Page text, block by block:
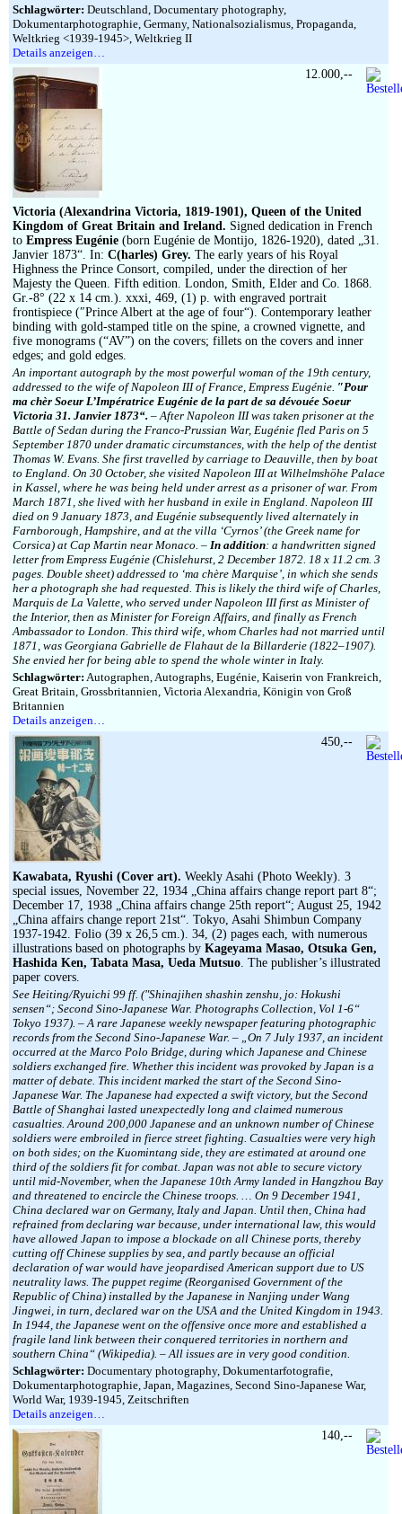
Schlagwörter: Deutschland, Documentary photography,
Dokumentarphotographie, Germany, Nationalsozialismus, Propaganda,
Weltkrieg <1939-1945>, Weltkrieg II
Details anzeigen…
Victoria (Alexandrina Victoria, 1819-1901), Queen of the United
Kingdom of Great Britain and Ireland. Signed dedication in French
to Empress Eugénie (born Eugénie de Montijo, 1826-1920), dated „31.
Janvier 1873“. In: C(harles) Grey. The early years of his Royal
Highness the Prince Consort, compiled, under the direction of her
Majesty the Queen. Fifth edition. London, Smith, Elder and Co. 1868.
Gr.-8° (22 x 14 cm.). xxxi, 469, (1) p. with engraved portrait
frontispiece (″Prince Albert at the age of four“). Contemporary leather
binding with gold-stamped title on the spine, a crowned vignette, and
five monograms (“AV”) on the covers; fillets on the covers and inner
edges; and gold edges.
An important autograph by the most powerful woman of the 19th century,
addressed to the wife of Napoleon III of France, Empress Eugénie. ″Pour
ma chèr Soeur L’Impératrice Eugénie de la part de sa dévouée Soeur
Victoria 31. Janvier 1873“. – After Napoleon III was taken prisoner at the
Battle of Sedan during the Franco-Prussian War, Eugénie fled Paris on 5
September 1870 under dramatic circumstances, with the help of the dentist
Thomas W. Evans. She first travelled by carriage to Deauville, then by boat
to England. On 30 October, she visited Napoleon III at Wilhelmshöhe Palace
in Kassel, where he was being held under arrest as a prisoner of war. From
March 1871, she lived with her husband in exile in England. Napoleon III
died on 9 January 1873, and Eugénie subsequently lived alternately in
Farnborough, Hampshire, and at the villa ‘Cyrnos’ (the Greek name for
Corsica) at Cap Martin near Monaco. – In addition: a handwritten signed
letter from Empress Eugénie (Chislehurst, 2 December 1872. 18 x 11.2 cm. 3
pages. Double sheet) addressed to ‘ma chère Marquise’, in which she sends
her a photograph she had requested. This is likely the third wife of Charles,
Marquis de La Valette, who served under Napoleon III first as Minister of
the Interior, then as Minister for Foreign Affairs, and finally as French
Ambassador to London. This third wife, whom Charles had not married until
1871, was Georgiana Gabrielle de Flahaut de la Billarderie (1822–1907).
She envied her for being able to spend the whole winter in Italy.
Schlagwörter: Autographen, Autographs, Eugénie, Kaiserin von Frankreich,
Great Britain, Grossbritannien, Victoria Alexandria, Königin von Groß
Britannien
Details anzeigen…
12.000,--
Kawabata, Ryushi (Cover art). Weekly Asahi (Photo Weekly). 3
special issues, November 22, 1934 „China affairs change report part 8“;
December 17, 1938 „China affairs change 25th report“; August 25, 1942
„China affairs change report 21st“. Tokyo, Asahi Shimbun Company
1937-1942. Folio (39 x 26,5 cm.). 34, (2) pages each, with numerous
illustrations based on photographs by Kageyama Masao, Otsuka Gen,
Hashida Ken, Tabata Masa, Ueda Mutsuo. The publisher’s illustrated
paper covers.
See Heiting/Ryuichi 99 ff. (″Shinajihen shashin zenshu, jo: Hokushi
sensen“; Second Sino-Japanese War. Photographs Collection, Vol 1-6“
Tokyo 1937). – A rare Japanese weekly newspaper featuring photographic
records from the Second Sino-Japanese War. – „On 7 July 1937, an incident
occurred at the Marco Polo Bridge, during which Japanese and Chinese
soldiers exchanged fire. Whether this incident was provoked by Japan is a
matter of debate. This incident marked the start of the Second Sino-
Japanese War. The Japanese had expected a swift victory, but the Second
Battle of Shanghai lasted unexpectedly long and claimed numerous
casualties. Around 200,000 Japanese and an unknown number of Chinese
soldiers were embroiled in fierce street fighting. Casualties were very high
on both sides; on the Kuomintang side, they are estimated at around one
third of the soldiers fit for combat. Japan was not able to secure victory
until mid-November, when the Japanese 10th Army landed in Hangzhou Bay
and threatened to encircle the Chinese troops. … On 9 December 1941,
China declared war on Germany, Italy and Japan. Until then, China had
refrained from declaring war because, under international law, this would
have allowed Japan to impose a blockade on all Chinese ports, thereby
cutting off Chinese supplies by sea, and partly because an official
declaration of war would have jeopardised American support due to US
neutrality laws. The puppet regime (Reorganised Government of the
Republic of China) installed by the Japanese in Nanjing under Wang
Jingwei, in turn, declared war on the USA and the United Kingdom in 1943.
In 1944, the Japanese went on the offensive once more and established a
fragile land link between their conquered territories in northern and
southern China“ (Wikipedia). – All issues are in very good condition.
Schlagwörter: Documentary photography, Dokumentarfotografie,
Dokumentarphotographie, Japan, Magazines, Second Sino-Japanese War,
World War, 1939-1945, Zeitschriften
Details anzeigen…
450,--
140,--